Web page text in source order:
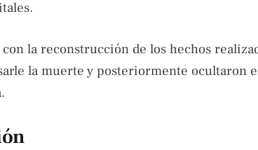
la reconstrucción de los hechos
la muerte y posteriormente ocultaron